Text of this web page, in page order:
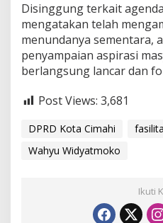
Disinggung terkait
mengatakan telah
menundanya sementara,
penyampaian aspirasi
berlangsung lancar dan
Post Views: 3,681
DPRD Kota Cimahi
Wahyu Widyatmoko
Ikuti